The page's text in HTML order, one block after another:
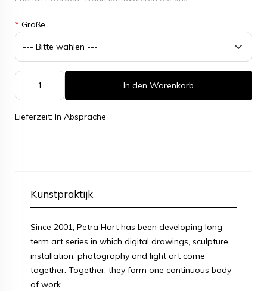
* Größe
In den Warenkorb
Lieferzeit: In Absprache
Kunstpraktijk
Since 2001, Petra Hart has been developing long-
term art series in which digital drawings, sculpture,
installation, photography and light art come
together. Together, they form one continuous body
of work.